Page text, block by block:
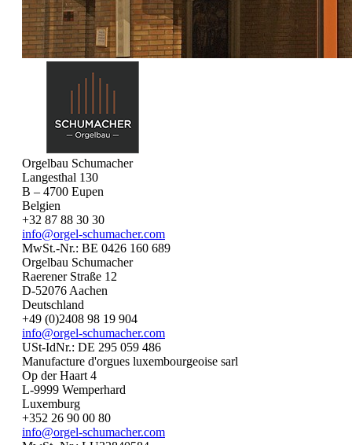
Orgelbau Schumacher
Langesthal 130
B – 4700 Eupen
Belgien
+32 87 88 30 30
info@orgel-schumacher.com
MwSt.-Nr.: BE 0426 160 689
Orgelbau Schumacher
Raerener Straße 12
D-52076 Aachen
Deutschland
+49 (0)2408 98 19 904
info@orgel-schumacher.com
USt-IdNr.: DE 295 059 486
Manufacture d'orgues luxembourgeoise sarl
Op der Haart 4
L-9999 Wemperhard
Luxemburg
+352 26 90 00 80
info@orgel-schumacher.com